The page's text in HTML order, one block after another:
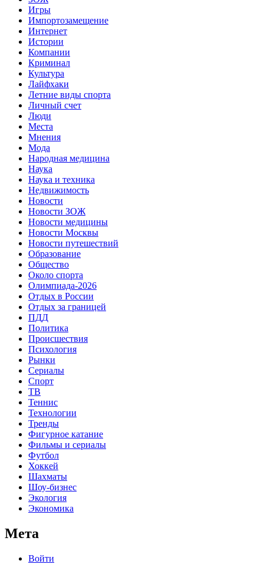
Игры
Импортозамещение
Интернет
Истории
Компании
Криминал
Культура
Лайфхаки
Летние виды спорта
Личный счет
Люди
Места
Мнения
Мода
Народная медицина
Наука
Наука и техника
Недвижимость
Новости
Новости ЗОЖ
Новости медицины
Новости Москвы
Новости путешествий
Образование
Общество
Около спорта
Олимпиада-2026
Отдых в России
Отдых за границей
ПДД
Политика
Происшествия
Психология
Рынки
Сериалы
Спорт
ТВ
Теннис
Технологии
Тренды
Фигурное катание
Фильмы и сериалы
Футбол
Хоккей
Шахматы
Шоу-бизнес
Экология
Экономика
Мета
Войти